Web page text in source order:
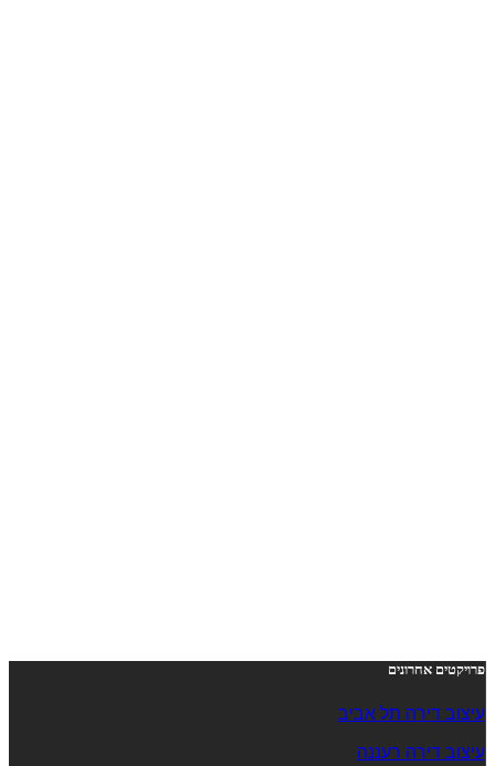
פרויקטים אחרונים
עיצוב דירה תל אביב
עיצוב דירה רעננה